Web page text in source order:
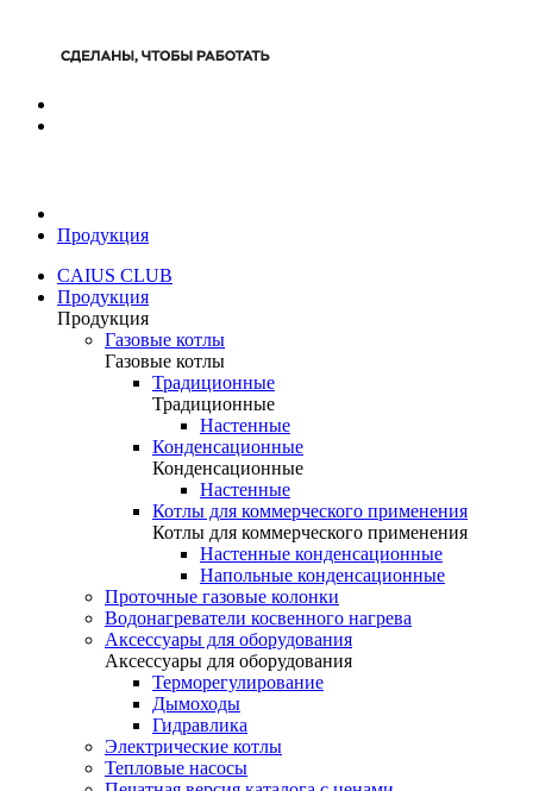
Продукция
CAIUS CLUB
Продукция
Продукция
Газовые котлы
Газовые котлы
Традиционные
Традиционные
Настенные
Конденсационные
Конденсационные
Настенные
Котлы для коммерческого применения
Котлы для коммерческого применения
Настенные конденсационные
Напольные конденсационные
Проточные газовые колонки
Водонагреватели косвенного нагрева
Аксессуары для оборудования
Аксессуары для оборудования
Терморегулирование
Дымоходы
Гидравлика
Электрические котлы
Тепловые насосы